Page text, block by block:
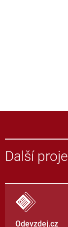
Další
Odevzdej.cz